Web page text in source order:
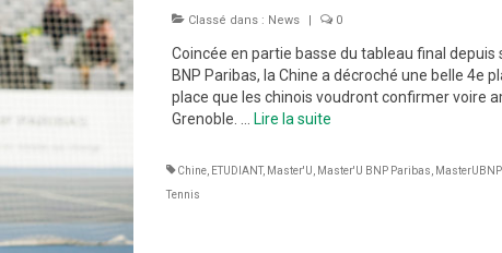
Classé dans : News 0
Coincée en partie basse du tableau final depuis
BNP Paribas, la Chine a décroché une belle 4e
place que les chinois voudront confirmer voire
Grenoble. … Lire la suite­­
Chine, ETUDIANT, Master'U, Master'U BNP Paribas,
Tennis